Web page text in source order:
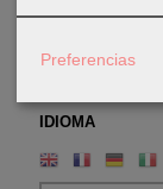
IDIOMA
Preferencias